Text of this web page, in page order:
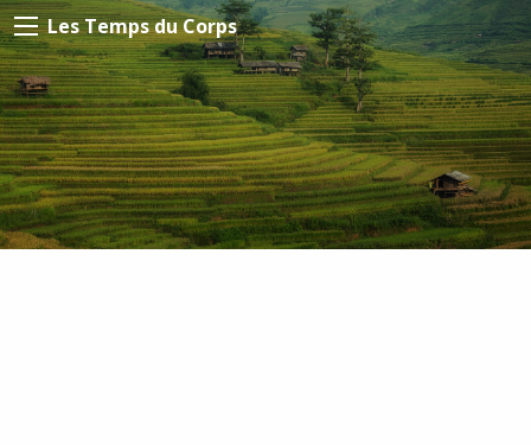
Les Temps du Corps